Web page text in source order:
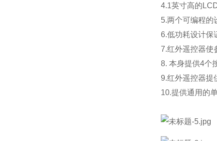
4.1英寸高的
5.两个可编程的
6.低功耗设计保
7.红外遥控器使
8. 本身提供4个
9.红外遥控器提
10.提供通用的